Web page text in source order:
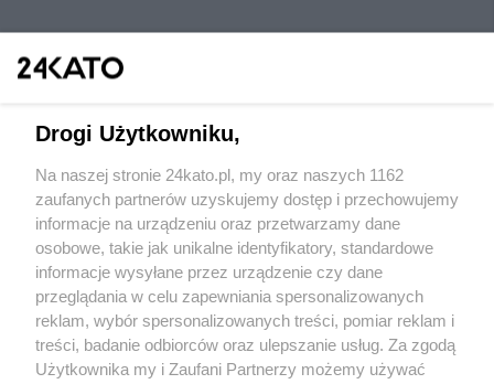
Wydawca mediów lokalnych
Nie zapomnij
zapoznać się z:
polityką prywatności regulamin korzystania z portali
Twojemiasto Skontaktuj sięz nami
Drogi Użytkowniku,
Na naszej stronie 24kato.pl, my oraz naszych 1162
zaufanych partnerów uzyskujemy dostęp i przechowujemy
informacje na urządzeniu oraz przetwarzamy dane
osobowe, takie jak unikalne identyfikatory, standardowe
informacje wysyłane przez urządzenie czy dane
przeglądania w celu zapewniania spersonalizowanych
reklam, wybór spersonalizowanych treści, pomiar reklam i
treści, badanie odbiorców oraz ulepszanie usług. Za zgodą
Użytkownika my i Zaufani Partnerzy możemy używać